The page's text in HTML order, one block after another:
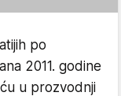
po
2011. godine
u prozvodnji